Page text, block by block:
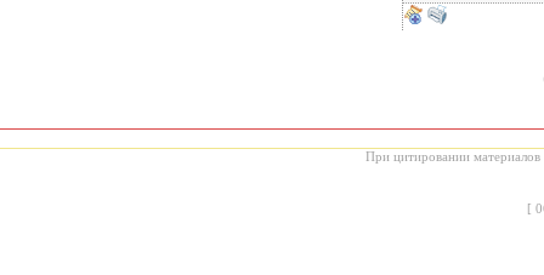
При цитировании материалов
[